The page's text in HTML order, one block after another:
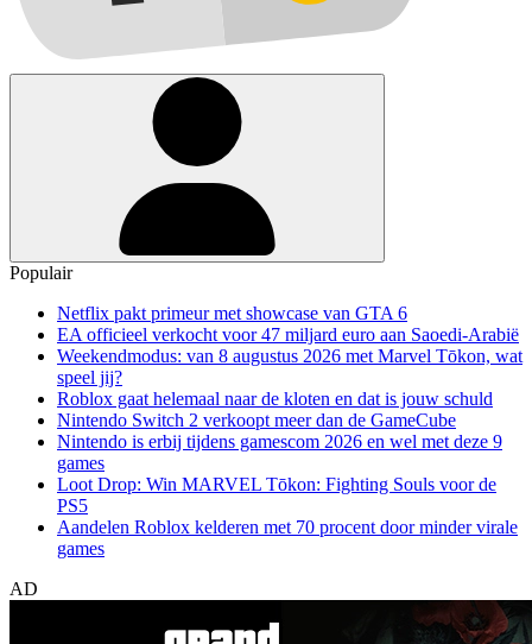
Populair
Netflix pakt primeur met showcase van GTA 6
EA officieel verkocht voor 47 miljard euro aan Saoedi-Arabië
Weekendmodus: van 8 augustus 2026 met Marvel Tōkon, wat
speel jij?
Roblox gaat helemaal naar de kloten en dat is jouw schuld
Nintendo Switch 2 verkoopt meer dan de GameCube
Nintendo is erbij tijdens gamescom 2026 en wel met deze 9
games
Loot Drop: Win MARVEL Tōkon: Fighting Souls voor de
PS5
Aandelen Roblox kelderen met 70 procent door minder virale
games
AD